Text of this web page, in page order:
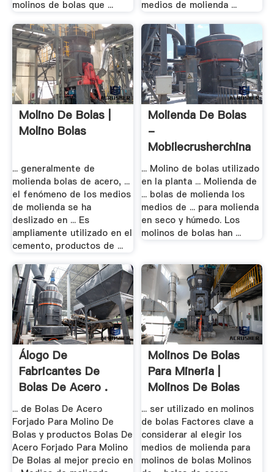
molinos de bolas que ...
medios de molienda ...
Molino De Bolas |
Molino Bolas
... generalmente de
molienda bolas de acero, ...
el fenómeno de los medios
de molienda se ha
deslizado en ... Es
ampliamente utilizado en el
cemento, productos de ...
Molienda De Bolas
-
Mobilecrusherchina
... Molino de bolas utilizado
en la planta ... Molienda de
... bolas de molienda los
medios de ... para molienda
en seco y húmedo. Los
molinos de bolas han ...
Álogo De
Fabricantes De
Bolas De Acero .
... de Bolas De Acero
Forjado Para Molino De
Bolas y productos Bolas De
Acero Forjado Para Molino
De Bolas al mejor precio en
Molinos De Bolas
Para Mineria |
Molinos De Bolas
... ser utilizado en molinos
de bolas Factores clave a
considerar al elegir los
medios de molienda para
molinos de bolas Molinos